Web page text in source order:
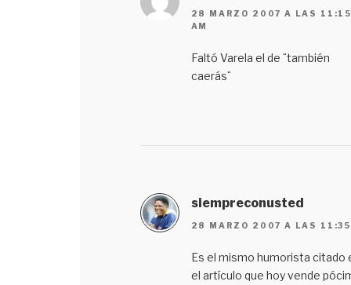
28 MARZO 2007 A LAS
AM
Faltó Varela el de ¨también
caerás¨
siempreconusted
28 MARZO 2007 A LAS
Es el mismo humorista citado
el artículo que hoy vende